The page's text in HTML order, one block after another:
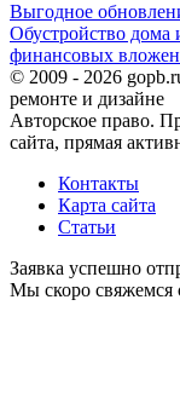
Выгодное
Обустройство дома
финансовых
© 2009 - 2026
ремонте и дизайне
Авторское право.
сайта, прямая
Контакты
Карта сайта
Статьи
Заявка успешно
Мы скоро свяжемся